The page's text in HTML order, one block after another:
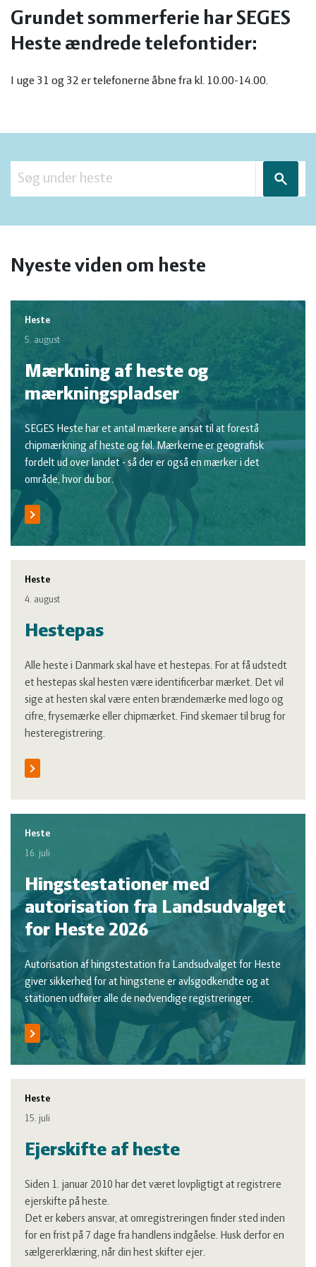
Natur
og
Planter
Økonomi
ledelse
dyr
vandmiljø
Økologi
Økonomi
ledelse
dyr
Grundet sommerferie har SEGES
Heste ændrede telefontider:
I uge 31 og 32 er telefonerne åbne fra kl. 10.00-14.00.
Søg
Nyeste viden om heste
Heste
5. august
Mærkning af heste og
mærkningspladser
SEGES Heste har et antal mærkere ansat til at forestå
chipmærkning af heste og føl. Mærkerne er geografisk
fordelt ud over landet - så der er også en mærker i det
område, hvor du bor.
Heste
4. august
Hestepas
Alle heste i Danmark skal have et hestepas. For at få udstedt
et hestepas skal hesten være identificerbar mærket. Det vil
sige at hesten skal være enten brændemærke med logo og
cifre, frysemærke eller chipmærket. Find skemaer til brug for
hesteregistrering.
Heste
16. juli
Hingstestationer med
autorisation fra Landsudvalget
for Heste 2026
Autorisation af hingstestation fra Landsudvalget for Heste
giver sikkerhed for at hingstene er avlsgodkendte og at
stationen udfører alle de nødvendige registreringer.
Heste
15. juli
Ejerskifte af heste
Siden 1. januar 2010 har det været lovpligtigt at registrere
ejerskifte på heste.
Det er købers ansvar, at omregistreringen finder sted inden
for en frist på 7 dage fra handlens indgåelse. Husk derfor en
sælgererklæring, når din hest skifter ejer.